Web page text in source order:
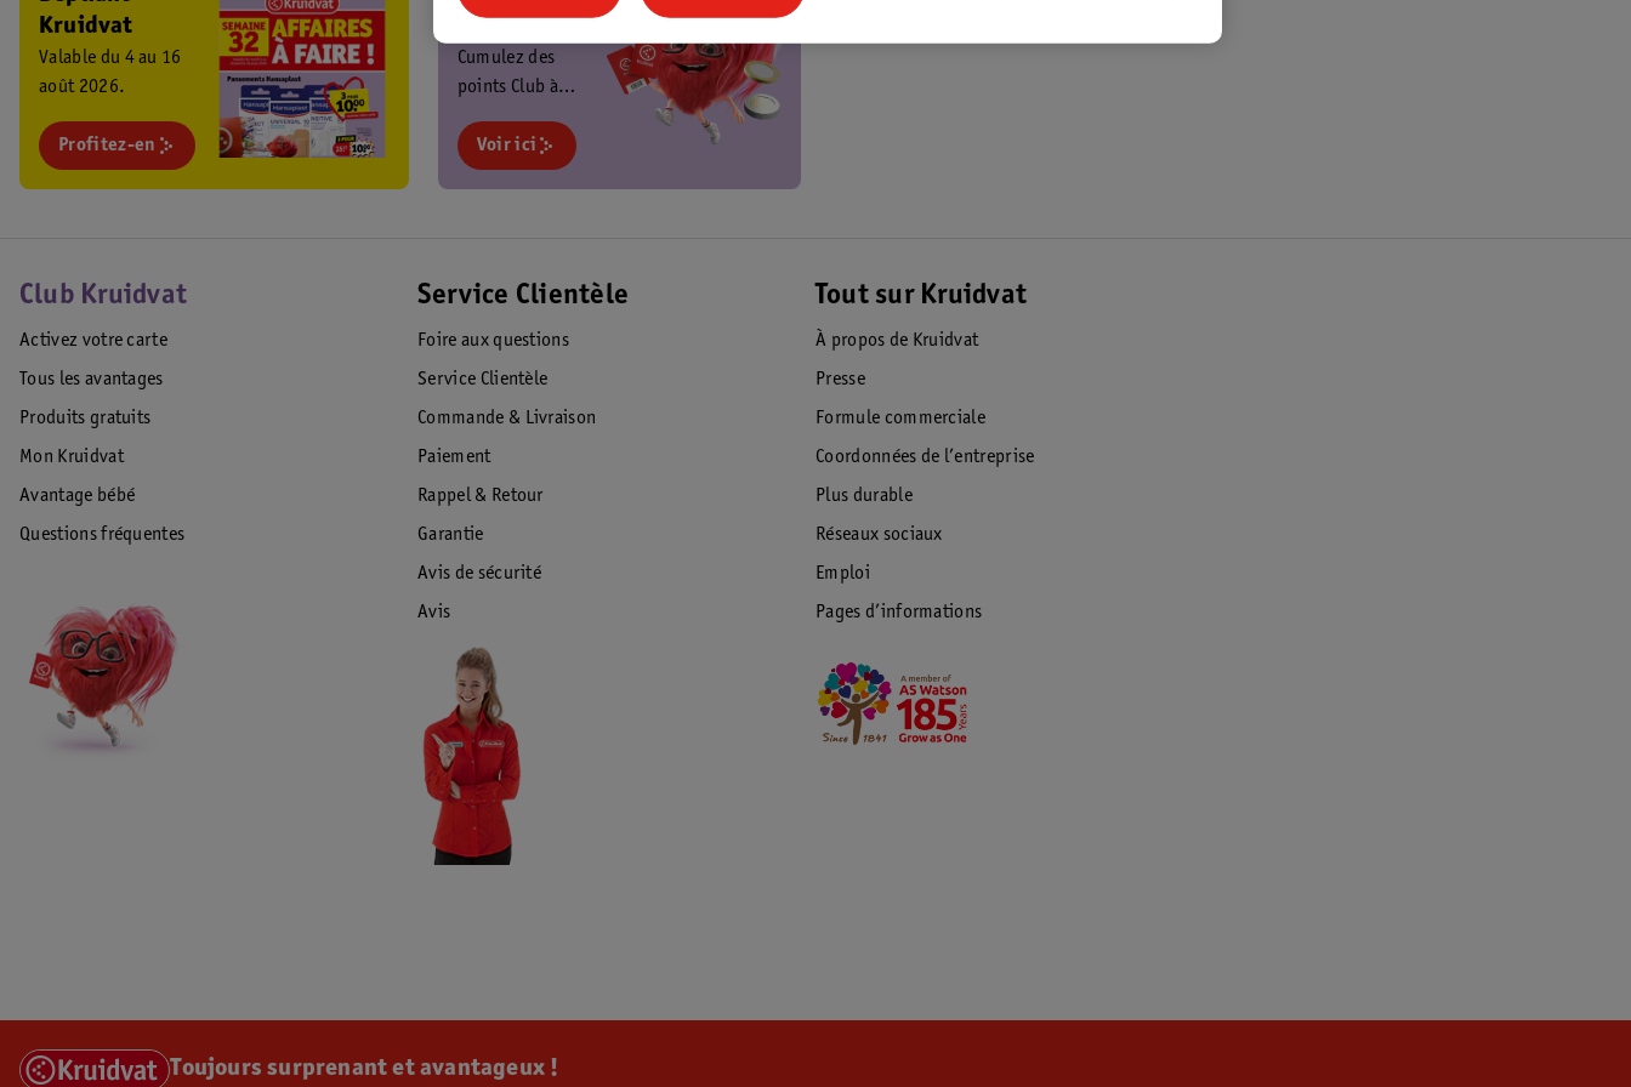
Kruidvat
Valable du 4 au 16
août 2026.
Profitez-en
Cumulez des
points Club à
profitez de
promos
Voir ici
Club Kruidvat
Activez votre carte
Tous les avantages
Produits gratuits
Mon Kruidvat
Avantage bébé
Questions fréquentes
Service Clientèle
Foire aux questions
Service Clientèle
Commande & Livraison
Paiement
Rappel & Retour
Garantie
Avis de sécurité
Avis
Tout sur Kruidvat
À propos de Kruidvat
Presse
Formule commerciale
Coordonnées de l’entreprise
Plus durable
Réseaux sociaux
Emploi
Pages d’informations
Toujours surprenant et avantageux !